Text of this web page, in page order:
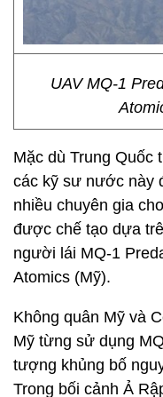
UAV MQ-1
Mặc dù Trung Quốc
các kỹ sư nước này
nhiều chuyên gia
được chế tạo dựa
người lái MQ-1
Atomics (Mỹ).
Không quân Mỹ và
Mỹ từng sử dụng
tượng khủng bố
Trong bối cảnh Ả